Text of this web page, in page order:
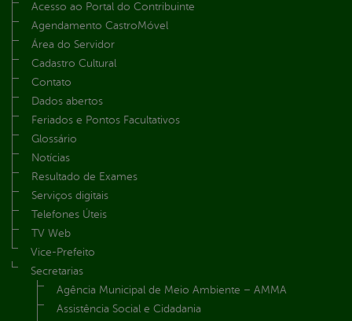
Acesso ao Portal do Contribuinte
Agendamento CastroMóvel
Área do Servidor
Cadastro Cultural
Contato
Dados abertos
Feriados e Pontos Facultativos
Glossário
Notícias
Resultado de Exames
Serviços digitais
Telefones Úteis
TV Web
Vice-Prefeito
Secretarias
Agência Municipal de Meio Ambiente – AMMA
Assistência Social e Cidadania